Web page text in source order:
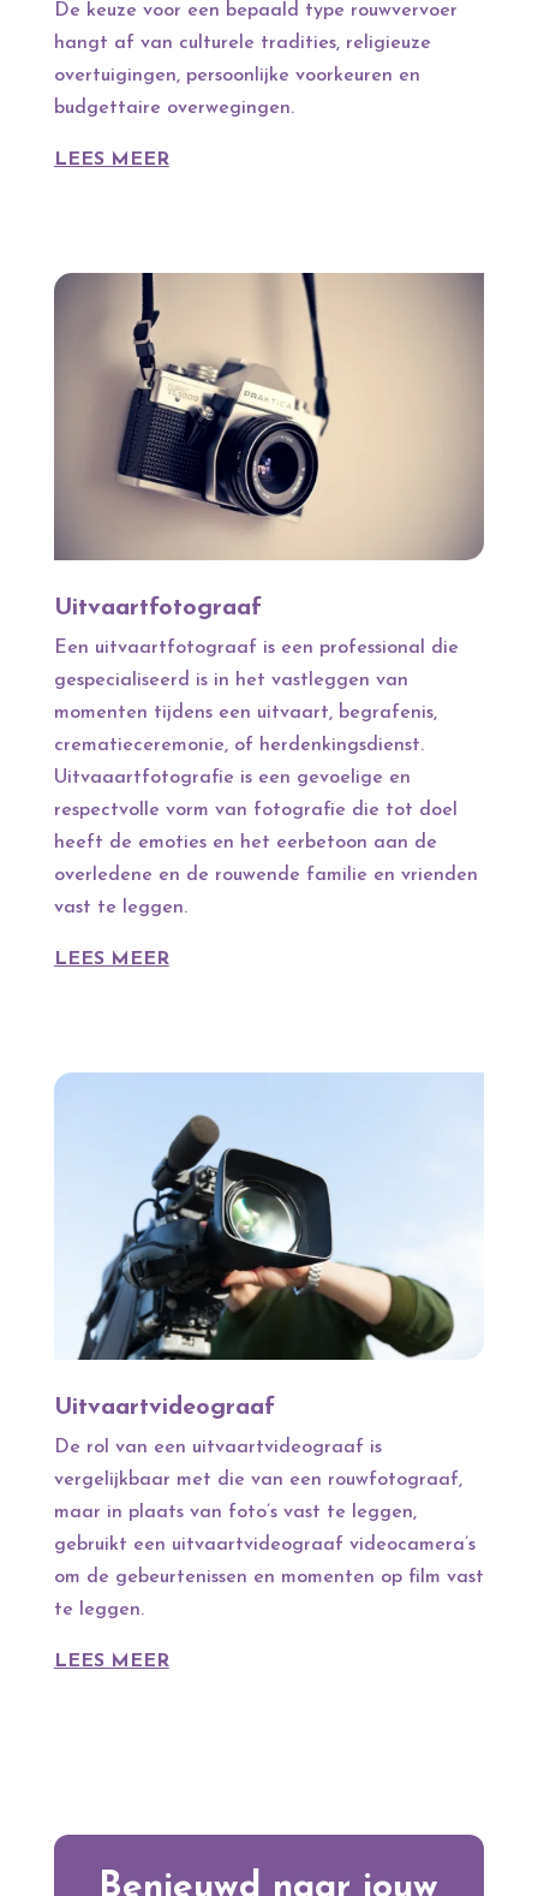
De keuze voor een bepaald type rouwvervoer
hangt af van culturele tradities, religieuze
overtuigingen, persoonlijke voorkeuren en
budgettaire overwegingen.
LEES MEER
Uitvaartfotograaf
Een uitvaartfotograaf is een professional die
gespecialiseerd is in het vastleggen van
momenten tijdens een uitvaart, begrafenis,
crematieceremonie, of herdenkingsdienst.
Uitvaaartfotografie is een gevoelige en
respectvolle vorm van fotografie die tot doel
heeft de emoties en het eerbetoon aan de
overledene en de rouwende familie en vrienden
vast te leggen.
LEES MEER
Uitvaartvideograaf
De rol van een uitvaartvideograaf is
vergelijkbaar met die van een rouwfotograaf,
maar in plaats van foto’s vast te leggen,
gebruikt een uitvaartvideograaf videocamera’s
om de gebeurtenissen en momenten op film vast
te leggen.
LEES MEER
Benieuwd naar jouw